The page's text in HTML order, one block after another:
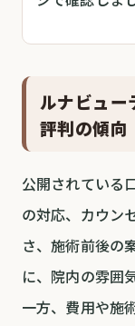
ルナビュー
評判の傾向
公開されている
の対応、カウン
さ、施術前後の
に、院内の雰囲
一方、費用や施